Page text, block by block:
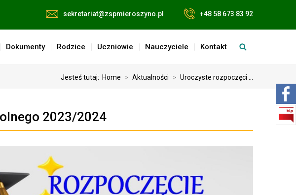
sekretariat@zspmieroszyno.pl +48 58 673 83 92
Dokumenty Rodzice Uczniowie Nauczyciele Kontakt
Jesteś tutaj: Home > Aktualności > Uroczyste rozpoczęci ...
2023/2024